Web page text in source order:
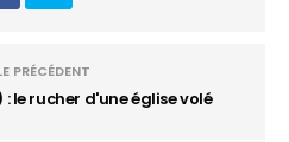
PRÉCÉDENT
le rucher d'une église volé